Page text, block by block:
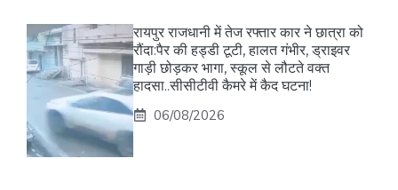
रायपुर राजधानी में तेज रफ्तार कार ने छात्रा को
रौंदा:पैर की हड्डी टूटी, हालत गंभीर, ड्राइवर
गाड़ी छोड़कर भागा, स्कूल से लौटते वक्त
हादसा..सीसीटीवी कैमरे में कैद घटना!
06/08/2026